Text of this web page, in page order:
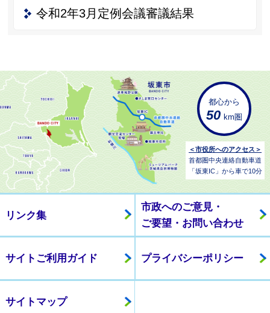
令和2年3月定例会議審議結果
都心から
50 km圏
＜市役所へのアクセス＞
首都圏中央連絡自動車道
「坂東IC」から車で10分
リンク集
市政へのご意見・
ご要望・お問い合わせ
サイトご利用ガイド プライバシーポリシー
サイトマップ